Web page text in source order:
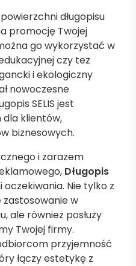
długopisu
promocję Twojej
go wykorzystać w
czy też
i ekologiczny
nowoczesne
SELIS jest
klientów,
biznesowych.
i zarazem
Długopis
oczekiwania. Nie tylko z
w
ale również posłuży
Twojej firmy.
przyjemność
łączy estetykę z